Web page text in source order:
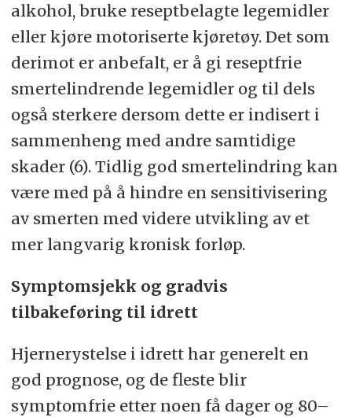
alkohol, bruke reseptbelagte legemidler
eller kjøre motoriserte kjøretøy. Det som
derimot er anbefalt, er å gi reseptfrie
smertelindrende legemidler og til dels
også sterkere dersom dette er indisert i
sammenheng med andre samtidige
skader (6). Tidlig god smertelindring kan
være med på å hindre en sensitivisering
av smerten med videre utvikling av et
mer langvarig kronisk forløp.
Symptomsjekk og gradvis
tilbakeføring til idrett
Hjernerystelse i idrett har generelt en
god prognose, og de fleste blir
symptomfrie etter noen få dager og 80–